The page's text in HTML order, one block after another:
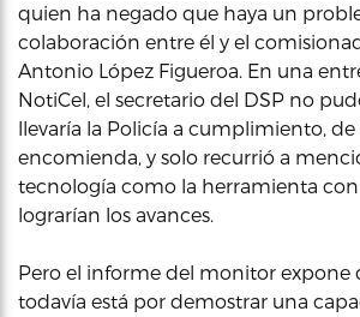
quien ha negado que haya un
colaboración entre él y el
Antonio López Figueroa. En una
NotiCel, el secretario del DSP no
llevaría la Policía a cumplimiento,
encomienda, y solo recurrió a
tecnología como la herramienta con
lograrían los avances.
Pero el informe del monitor expone
todavía está por demostrar una